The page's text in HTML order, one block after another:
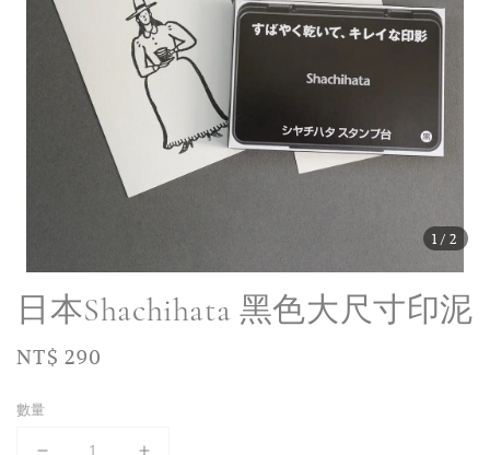
1 /2
日本Shachihata 黑色大尺寸印泥
Regular
NT$ 290
數量